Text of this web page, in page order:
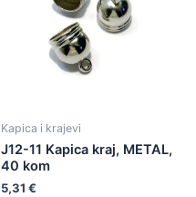
Kapica i krajevi
J12-11 Kapica kraj, METAL,
40 kom
5,31 €